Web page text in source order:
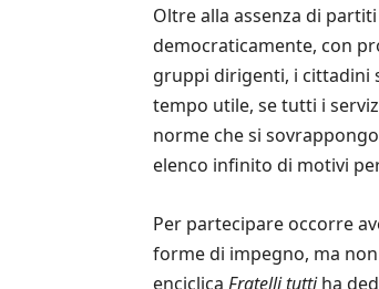
Oltre alla assenza di
democraticamente, con
gruppi dirigenti, i cittadini
tempo utile, se tutti i
norme che si
elenco infinito di motivi
Per partecipare occorre
forme di impegno, ma
enciclica Fratelli tuttiha